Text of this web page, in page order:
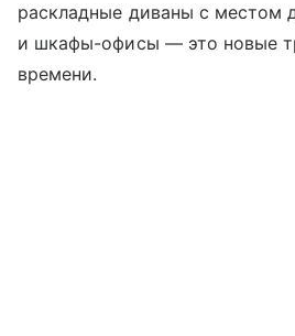
раскладные диваны с местом
и шкафы-офисы — это новые
времени.